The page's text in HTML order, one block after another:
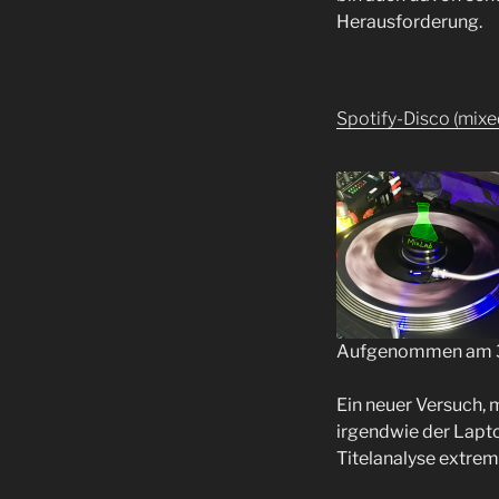
EMBED
Herausforderung.
Spotify-Disco
RSS FEED
LINK
EMBED
Aufgenommen am
Ein neuer Versuch,
irgendwie der
Titelanalyse